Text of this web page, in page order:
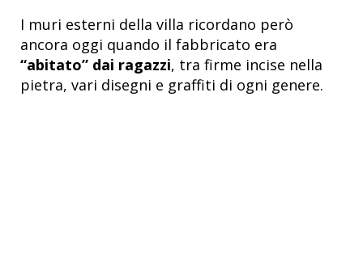
I muri esterni della villa ricordano però
ancora oggi quando il fabbricato era
“abitato” dai ragazzi, tra firme incise nella
pietra, vari disegni e graffiti di ogni genere.